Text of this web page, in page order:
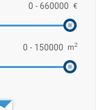
€
m2